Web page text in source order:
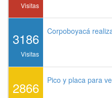
Visitas
3186
Visitas
Corpoboyacá
2866 Pico y placa para